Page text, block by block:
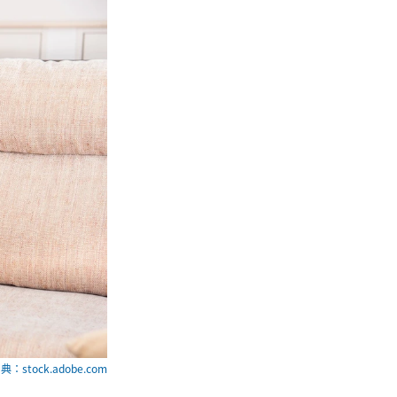
：stock.adobe.com